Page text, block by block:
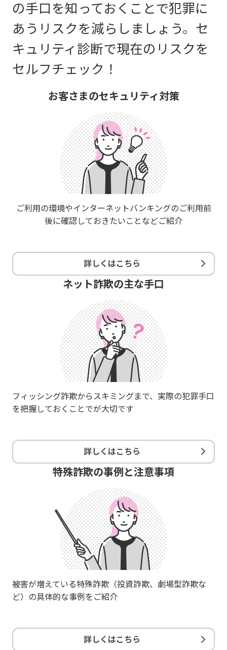
の手口を知っておくことで犯罪に
あうリスクを減らしましょう。セ
キュリティ診断で現在のリスクを
セルフチェック！
お客さまのセキュリティ対策
ご利用の環境やインターネットバンキングのご利用前
後に確認しておきたいことなどご紹介
詳しくはこちら
ネット詐欺の主な手口
フィッシング詐欺からスキミングまで、実際の犯罪手口
を把握しておくことでが大切です
詳しくはこちら
特殊詐欺の事例と注意事項
被害が増えている特殊詐欺（投資詐欺、劇場型詐欺な
ど）の具体的な事例をご紹介
詳しくはこちら